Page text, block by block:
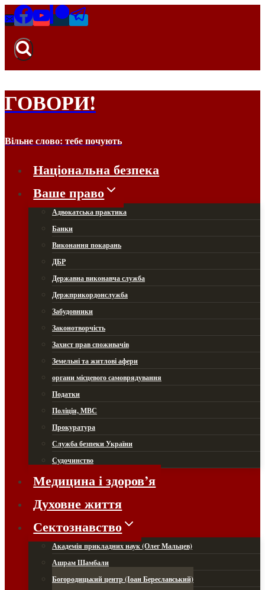
ГОВОРИ!
Вільне слово: тебе почують
Національна безпека
Ваше право
Адвокатська практика
Банки
Виконання покарань
ДБР
Державна виконавча служба
Держприкордонслужба
Забудовники
Законотворчість
Захист прав споживачів
Земельні та житлові афери
органи місцевого самоврядування
Податки
Поліція, МВС
Прокуратура
Служба безпеки України
Судочинство
Медицина і здоров’я
Духовне життя
Сектознавство
Академія прикладних наук (Олег Мальцев)
Ашрам Шамбали
Богородицький центр (Іоан Береславський)